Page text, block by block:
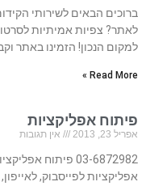
ברוכים הבאים לשירותי
לאתר? צפיות אמיתיות
למקום הנכון! הזמינו באתר
Read More »
פיתוח אפליקציות
אפריל 23, 2013 אין תגובות
03-6872982 פיתוח
אפליקציות לפייסבוק,